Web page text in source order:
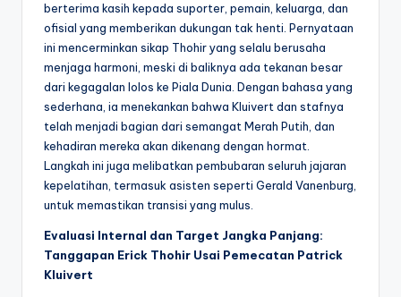
berterima kasih kepada suporter, pemain, keluarga, dan
ofisial yang memberikan dukungan tak henti. Pernyataan
ini mencerminkan sikap Thohir yang selalu berusaha
menjaga harmoni, meski di baliknya ada tekanan besar
dari kegagalan lolos ke Piala Dunia. Dengan bahasa yang
sederhana, ia menekankan bahwa Kluivert dan stafnya
telah menjadi bagian dari semangat Merah Putih, dan
kehadiran mereka akan dikenang dengan hormat.
Langkah ini juga melibatkan pembubaran seluruh jajaran
kepelatihan, termasuk asisten seperti Gerald Vanenburg,
untuk memastikan transisi yang mulus.
Evaluasi Internal dan Target Jangka Panjang:
Tanggapan Erick Thohir Usai Pemecatan Patrick
Kluivert